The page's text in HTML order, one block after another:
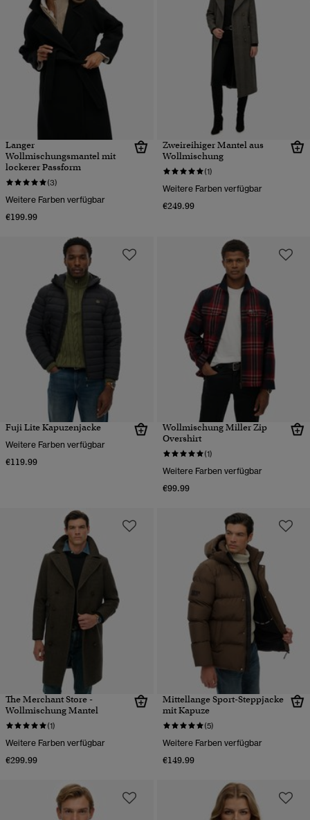
Langer
Wollmischungsmantel mit
lockerer Passform
(3)
Weitere Farben verfügbar
€199.99
Zweireihiger Mantel aus
Wollmischung
(1)
Weitere Farben verfügbar
€249.99
Fuji Lite Kapuzenjacke
Weitere Farben verfügbar
€119.99
Wollmischung Miller Zip
Overshirt
(1)
Weitere Farben verfügbar
€99.99
The Merchant Store -
Wollmischung Mantel
(1)
Weitere Farben verfügbar
€299.99
Mittellange Sport-Steppjacke
mit Kapuze
(5)
Weitere Farben verfügbar
€149.99